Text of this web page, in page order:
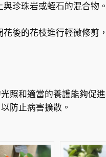
珍珠岩或蛭石的混合
後的花枝進行輕微修剪
照和適當的養護能夠促
防止病害擴散。